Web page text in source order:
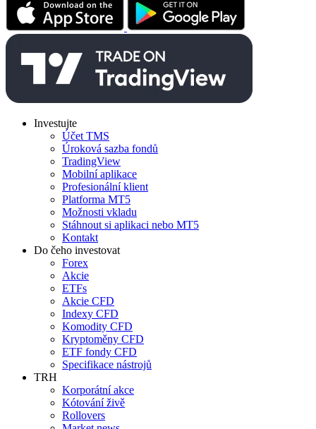
Investujte
Účet TMS
Úroková sazba fondů
TradingView
Mobilní aplikace
Profesionální klient
Platforma MT5
Možnosti vkladu
Stáhnout si aplikaci nebo MT5
Kontakt
Do čeho investovat
Forex
Akcie
ETFs
Akcie CFD
Indexy CFD
Komodity CFD
Kryptoměny CFD
ETF fondy CFD
Specifikace nástrojů
TRH
Korporátní akce
Kótování živě
Rollovers